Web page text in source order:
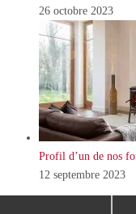
26 octobre 2023
Profil d’un de nos
12 septembre 2023